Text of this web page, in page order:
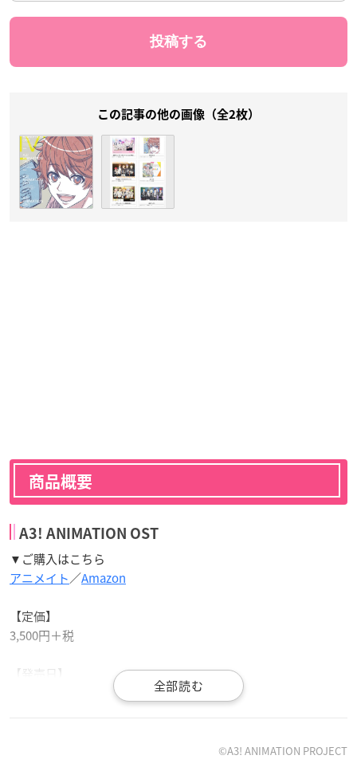
この記事の他の画像（全2枚）
商品概要
A3! ANIMATION OST
▼ご購入はこちら
アニメイト／Amazon
【定価】
3,500円＋税
【発売日】
©A3! ANIMATION PROJECT